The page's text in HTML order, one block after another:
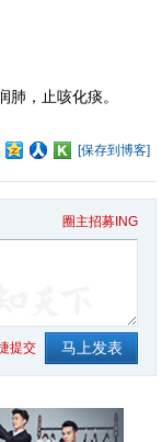
，止咳化痰。
[保存到博客]
圈主招募ING
提交